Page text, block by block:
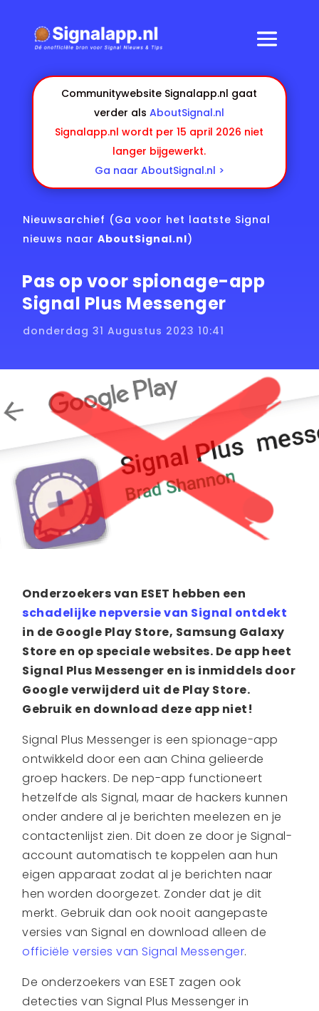
Communitywebsite Signalapp.nl gaat
verder alsAboutSignal.nl
Signalapp.nl wordt per 15 april 2026 niet
langer bijgewerkt.
Ga naar AboutSignal.nl >
Nieuwsarchief (Ga voor het laatste Signal
nieuws naarAboutSignal.nl)
Pas op voor spionage-app
Signal Plus Messenger
donderdag 31 Augustus 2023 10:41
Onderzoekers van ESET hebben een
schadelijke nepversie van Signal ontdekt
in de Google Play Store, Samsung Galaxy
Store en op speciale websites. De app heet
Signal Plus Messenger en is inmiddels door
Google verwijderd uit de Play Store.
Gebruik en download deze app niet!
Signal Plus Messenger is een spionage-app
ontwikkeld door een aan China gelieerde
groep hackers. De nep-app functioneert
hetzelfde als Signal, maar de hackers kunnen
onder andere al je berichten meelezen en je
contactenlijst zien. Dit doen ze door je Signal-
account automatisch te koppelen aan hun
eigen apparaat zodat al je berichten naar
hen worden doorgezet. Zonder dat je dit
merkt. Gebruik dan ook nooit aangepaste
versies van Signal en download alleen de
officiële versies van Signal Messenger.
De onderzoekers van ESET zagen ook
detecties van Signal Plus Messenger in